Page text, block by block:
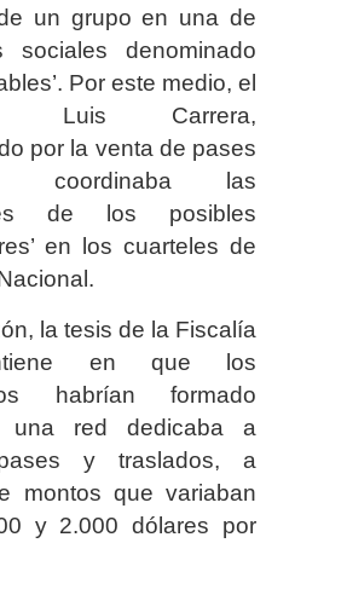
un grupo en una de
sociales denominado
Por este medio, el
Luis Carrera,
por la venta de pases
coordinaba las
de los posibles
en los cuarteles de
la tesis de la Fiscalía
en que los
habrían formado
una red dedicaba a
y traslados, a
montos que variaban
y 2.000 dólares por